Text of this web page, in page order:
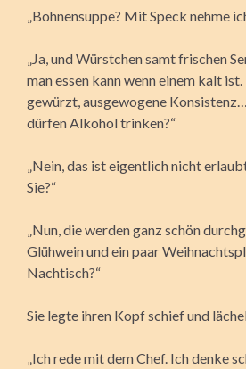
„Bohnensuppe? Mit Speck nehme
„Ja, und Würstchen samt frischen
man essen kann wenn einem kalt
gewürzt, ausgewogene
dürfen Alkohol trinken?“
„Nein, das ist eigentlich nicht
Sie?“
„Nun, die werden ganz schön
Glühwein und ein paar
Nachtisch?“
Sie legte ihren Kopf schief und
„Ich rede mit dem Chef. Ich denke